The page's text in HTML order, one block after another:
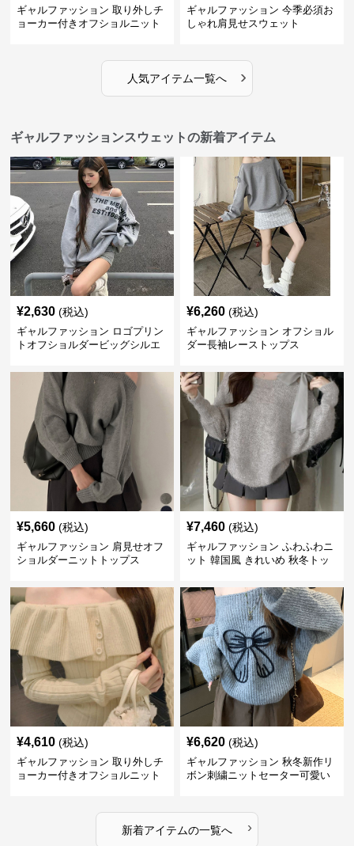
ギャルファッション 取り外しチ
ョーカー付きオフショルニット
ギャルファッション 今季必須お
しゃれ肩見せスウェット
人気アイテム一覧へ ›
ギャルファッションスウェットの新着アイテム
¥2,630 (税込)
ギャルファッション ロゴプリン
トオフショルダービッグシルエ
¥6,260 (税込)
ギャルファッション オフショル
ダー長袖レーストップス
¥5,660 (税込)
ギャルファッション 肩見せオフ
ショルダーニットトップス
¥7,460 (税込)
ギャルファッション ふわふわニ
ット 韓国風 きれいめ 秋冬トッ
¥4,610 (税込)
ギャルファッション 取り外しチ
ョーカー付きオフショルニット
¥6,620 (税込)
ギャルファッション 秋冬新作リ
ボン刺繍ニットセーター可愛い
新着アイテムの一覧へ ›